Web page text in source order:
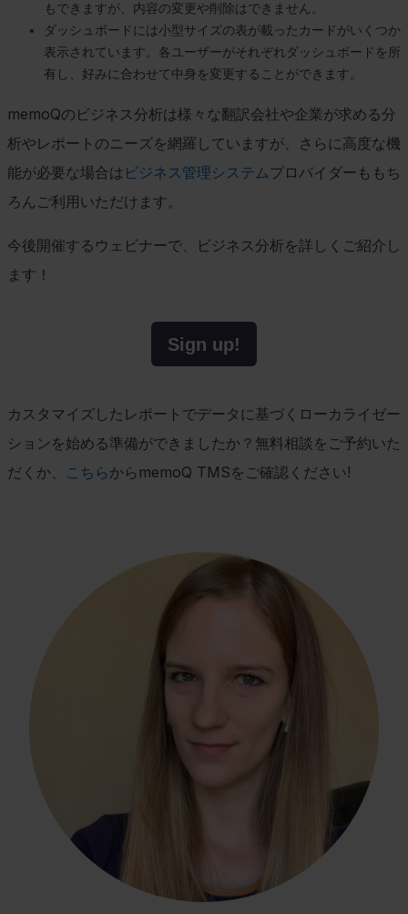
もできますが、内容の変更や削除はできません。
ダッシュボードには小型サイズの表が載ったカードがいくつか
表示されています。各ユーザーがそれぞれダッシュボードを所
有し、好みに合わせて中身を変更することができます。
memoQのビジネス分析は様々な翻訳会社や企業が求める分
析やレポートのニーズを網羅していますが、さらに高度な機
能が必要な場合は ビジネス管理システムプロバイダーももち
ろんご利用いただけます。
今後開催するウェビナーで、ビジネス分析を詳しくご紹介し
ます！
Sign up!
カスタマイズしたレポートでデータに基づくローカライゼー
ションを始める準備ができましたか？無料相談をご予約いた
だくか、 こちらから memoQ TMSをご確認ください!